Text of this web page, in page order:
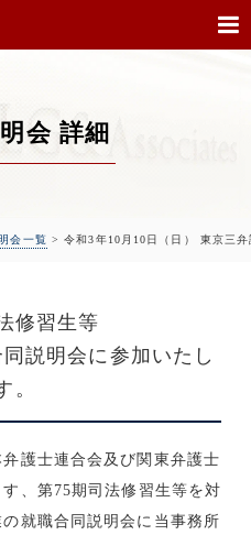
会 詳細
会一覧 >令和3年10月10日（日） 東京三
修習生等
説明会に参加いたし
。
護士連合会及び関東弁護士
、第75期司法修習生等を対
就職合同説明会に当事務所